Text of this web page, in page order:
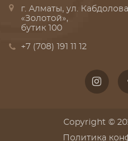
г. Алматы, ул.
«Золотой»,
бутик 100
+7 (708) 191 11 12
Copyright ©
Политика